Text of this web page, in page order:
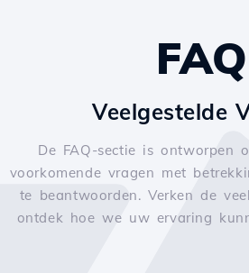
FAQ
Veelgestelde
De FAQ-sectie is ontworpen
voorkomende vragen met
te beantwoorden. Verken de
ontdek hoe we uw ervaring